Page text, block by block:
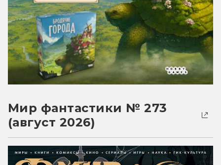
Мир фантастики № 273
(август 2026)